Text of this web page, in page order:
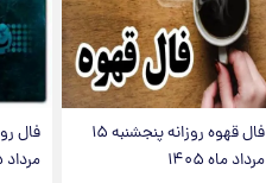
فال قهوه روزانه پنجشنبه ۱۵
مرداد ماه ۱۴۰۵
مرداد ۱۴۰۵